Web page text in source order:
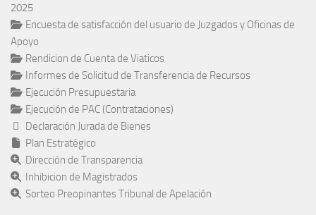
2025
Encuesta de satisfacción del usuario de Juzgados y Oficinas de
Apoyo
Rendicion de Cuenta de Viaticos
Informes de Solicitud de Transferencia de Recursos
Ejecución Presupuestaria
Ejecución de PAC (Contrataciones)
Declaración Jurada de Bienes
Plan Estratégico
Dirección de Transparencia
Inhibicion de Magistrados
Sorteo Preopinantes Tribunal de Apelación